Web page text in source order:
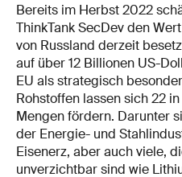
Bereits im Herbst 2022
ThinkTank SecDev den
von Russland derzeit
auf über 12 Billionen US-
EU als strategisch
Rohstoffen lassen sich 22
Mengen fördern. Darunter
der Energie- und
Eisenerz, aber auch viele,
unverzichtbar sind wie